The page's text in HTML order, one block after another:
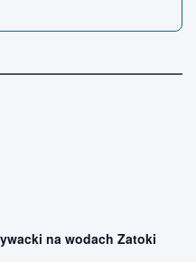
na wodach Zatoki